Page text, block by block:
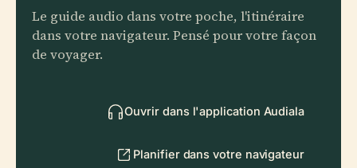
Le guide audio dans votre poche, l'itinéraire
dans votre navigateur. Pensé pour votre façon
de voyager.
Ouvrir dans l'application Audiala
Planifier dans votre navigateur